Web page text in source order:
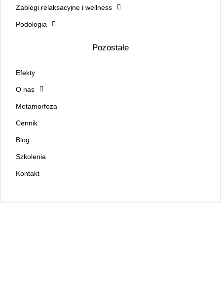
Zabiegi relaksacyjne i wellness
Podologia
Pozostałe
Efekty
O nas
Metamorfoza
Cennik
Blog
Szkolenia
Kontakt